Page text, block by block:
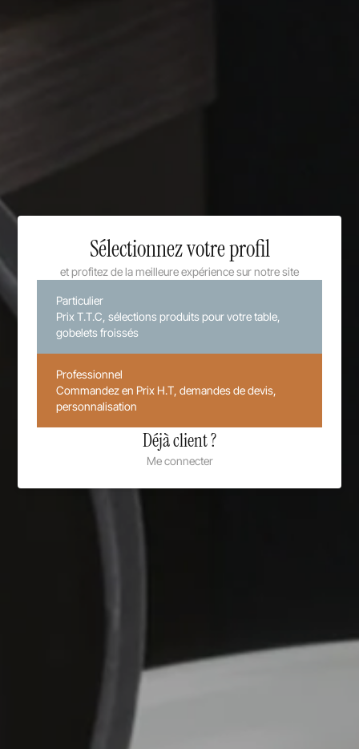
Sélectionnez votre profil
et profitez de la meilleure expérience sur notre site
Particulier
Prix T.T.C, sélections produits pour votre table,
gobelets froissés
Professionnel
Commandez en Prix H.T, demandes de devis,
personnalisation
Déjà client ?
Me connecter